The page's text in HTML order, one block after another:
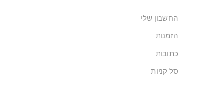
החשבון שלי
הזמנות
כתובות
סל קניות